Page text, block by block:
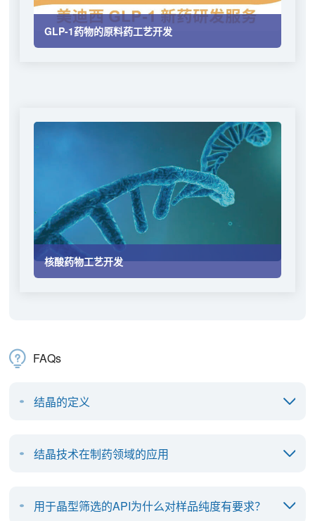
GLP-1药物的原料药工艺开发
核酸药物工艺开发
FAQs
结晶的定义
结晶技术在制药领域的应用
用于晶型筛选的API为什么对样品纯度有要求？